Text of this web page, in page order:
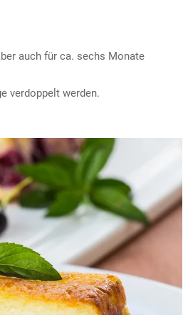
auch für ca. sechs Monate
verdoppelt werden.